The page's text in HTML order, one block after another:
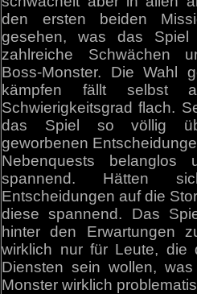
den ersten beiden
gesehen, was das Spiel
zahlreiche Schwächen
Boss-Monster. Die Wahl
kämpfen fällt selbst
Schwierigkeitsgrad flach.
das Spiel so völlig
geworbenen
Nebenquests
spannend. Hätten
Entscheidungen auf die
diese spannend. Das
hinter den Erwartungen
wirklich nur für Leute, die
Diensten sein wollen,
Monster wirklich